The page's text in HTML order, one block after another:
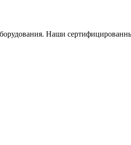
Наши